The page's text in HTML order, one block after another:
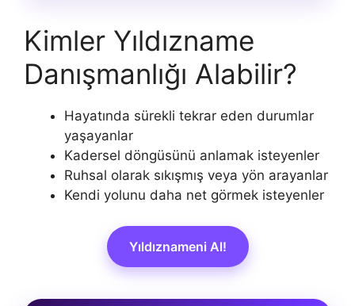
Kimler Yıldızname
Danışmanlığı Alabilir?
Hayatında sürekli tekrar eden durumlar
yaşayanlar
Kadersel döngüsünü anlamak isteyenler
Ruhsal olarak sıkışmış veya yön arayanlar
Kendi yolunu daha net görmek isteyenler
Yıldıznameni Al!